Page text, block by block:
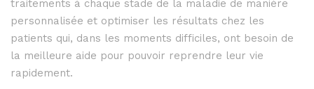
traitements à chaque stade de la maladie de manière
personnalisée et optimiser les résultats chez les
patients qui, dans les moments difficiles, ont besoin de
la meilleure aide pour pouvoir reprendre leur vie
rapidement.